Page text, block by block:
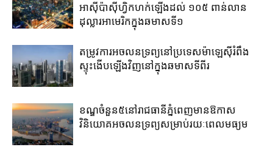
អាស៊ី​ប៉ាស៊ីហ្វិក​ហក់​ឡើង​ដល់ ​១០៥ ពាន់លាន
ដុល្លារ​អាមេរិក​ក្នុង​ឆមាស​ទី១​
តម្រូវ​ការ​អចលនទ្រព្យ​នៅ​ប្រទេសម៉ាឡេស៊ី​រំពឹង​
ស្ទុះ​ងើប​ឡើង​វិញ​នៅ​ក្នុង​ឆមាស​ទីពីរ​​
ខណ្ឌចំនួន៥​នៅ​រាជធានីភ្នំពេញ​មាន​ឱកាស​
វិនិយោគ​អចលនទ្រព្យ​សម្រាប់​រយៈ​ពេល​មធ្យម​